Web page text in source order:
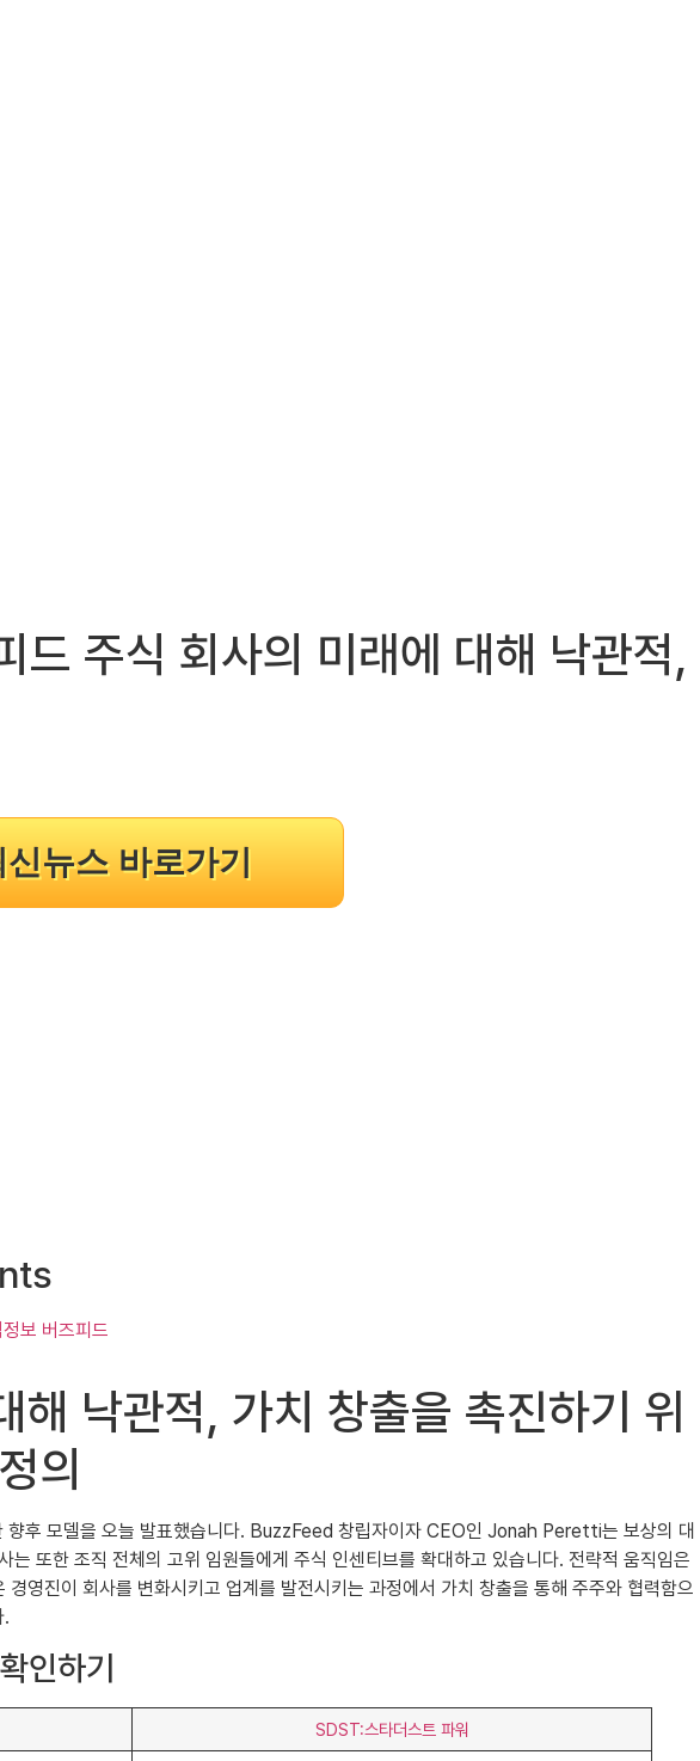
주식 회사의 미래에 대해 낙관적,
뉴스 바로가기
보 버즈피드
낙관적, 가치 창출을 촉진하기 위
의
모델을 오늘 발표했습니다. BuzzFeed 창립자이자 CEO인 Jonah Peretti는 보상의 대
또한 조직 전체의 고위 임원들에게 주식 인센티브를 확대하고 있습니다. 전략적 움직임은
영진이 회사를 변화시키고 업계를 발전시키는 과정에서 가치 창출을 통해 주주와 협력함으
.
인하기
SDST:스타더스트 파워